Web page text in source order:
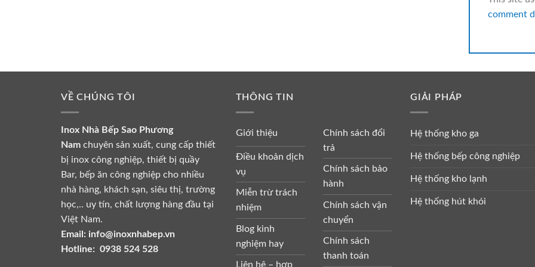
comment
VỀ CHÚNG TÔI
Inox Nhà Bếp Sao Phương
Nam chuyên sản xuất, cung cấp thiết
bị inox công nghiệp, thiết bị quầy
Bar, bếp ăn công nghiệp cho nhiều
nhà hàng, khách sạn, siêu thị, trường
học,.. uy tín, chất lượng hàng đầu tại
Việt Nam.
Email: info@inoxnhabep.vn
Hotline: 0938 524 528
THÔNG TIN
Giới thiệu
Điều khoản dịch
vụ
Miễn trừ trách
nhiệm
Blog kinh
nghiệm hay
Liên hệ – hợp
Chính sách đổi
trả
Chính sách bảo
hành
Chính sách vận
chuyển
Chính sách
thanh toán
GIẢI PHÁP
Hệ thống kho ga
Hệ thống bếp công nghiệp
Hệ thống kho lạnh
Hệ thống hút khói